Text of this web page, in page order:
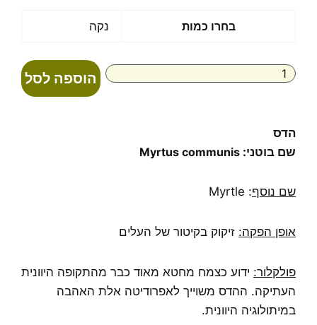
עד בחרו כמות נקה
אתרי
הדס
communis
הוספה לסל
הדס
שם בוטני: Myrtus communis
שם נוסף: Myrtle
אופן הפקה: זיקוק בקיטור של העלים
פולקלור: ידוע כצמח מחטא מאוד כבר מהתקופה היוונית
העתיקה. ההדס משוייך לאפרודיטה אלת האהבה
במיתולוגיה היוונית.